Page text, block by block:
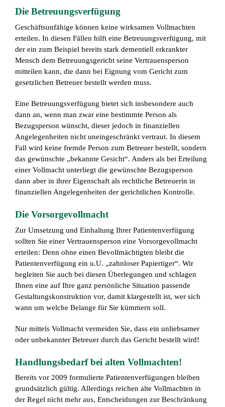
Die Betreuungsverfügung
Geschäftsunfähige können keine wirksamen Vollmachten
erteilen. In diesen Fällen hilft eine Betreuungsverfügung, mit
der ein zum Beispiel bereits stark dementiell erkrankter
Mensch dem Betreuungsgericht seine Vertrauensperson
mitteilen kann, die dann bei Eignung vom Gericht zum
gesetzlichen Betreuer bestellt werden muss.
Eine Betreuungsverfügung bietet sich insbesondere auch
dann an, wenn man zwar eine bestimmte Person als
Bezugsperson wünscht, dieser jedoch in finanziellen
Angelegenheiten nicht uneingeschränkt vertraut. In diesem
Fall wird keine fremde Person zum Betreuer bestellt, sondern
das gewünschte „bekannte Gesicht“. Anders als bei Erteilung
einer Vollmacht unterliegt die gewünschte Bezugsperson
dann aber in ihrer Eigenschaft als rechtliche Betreuerin in
finanziellen Angelegenheiten der gerichtlichen Kontrolle.
Die Vorsorgevollmacht
Zur Umsetzung und Einhaltung Ihrer Patientenverfügung
sollten Sie einer Vertrauensperson eine Vorsorgevollmacht
erteilen: Denn ohne einen Bevollmächtigten bleibt die
Patientenverfügung ein u.U. „zahnloser Papiertiger“. Wir
begleiten Sie auch bei diesen Überlegungen und schlagen
Ihnen eine auf Ihre ganz persönliche Situation passende
Gestaltungskonstruktion vor, damit klargestellt ist, wer sich
wann um welche Belange für Sie kümmern soll.
Nur mittels Vollmacht vermeiden Sie, dass ein unliebsamer
oder unbekannter Betreuer durch das Gericht bestellt wird!
Handlungsbedarf bei alten Vollmachten!
Bereits vor 2009 formulierte Patientenverfügungen bleiben
grundsätzlich gültig. Allerdings reichen alte Vollmachten in
der Regel nicht mehr aus, Entscheidungen zur Beschränkung